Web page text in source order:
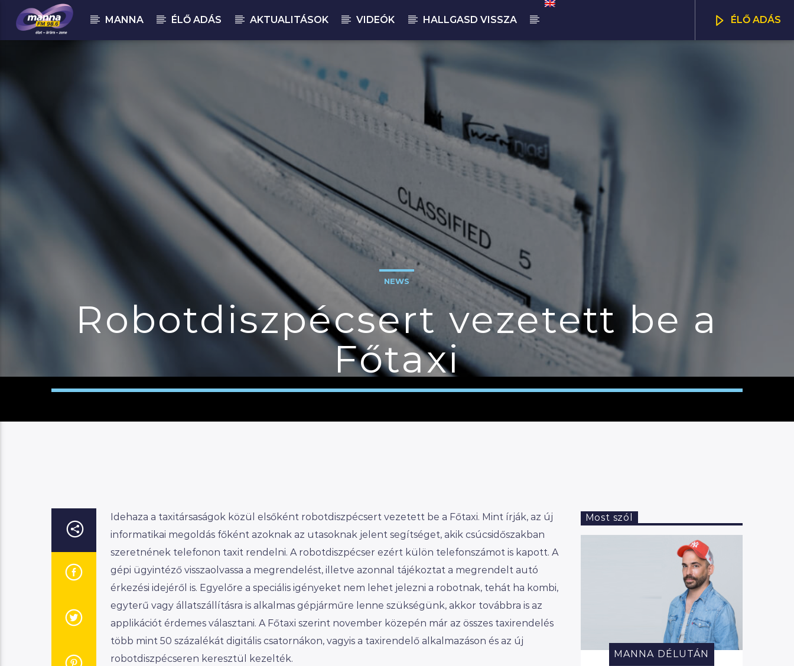
MANNA ÉLŐ ADÁS AKTUALITÁSOK VIDEÓK HALLGASD VISSZA ÉLŐ ADÁS
14:00
NEWS
Robotdiszpécsert vezetett be a
Főtaxi
Idehaza a taxitársaságok közül elsőként robotdiszpécsert vezetett be a Főtaxi. Mint írják, az új
informatikai megoldás főként azoknak az utasoknak jelent segítséget, akik csúcsidőszakban
szeretnének telefonon taxit rendelni. A robotdiszpécser ezért külön telefonszámot is kapott. A
gépi ügyintéző visszaolvassa a megrendelést, illetve azonnal tájékoztat a megrendelt autó
érkezési idejéről is. Egyelőre a speciális igényeket nem lehet jelezni a robotnak, tehát ha kombi,
egyterű vagy állatszállításra is alkalmas gépjárműre lenne szükségünk, akkor továbbra is az
applikációt érdemes választani. A Főtaxi szerint november közepén már az összes taxirendelés
több mint 50 százalékát digitális csatornákon, vagyis a taxirendelő alkalmazáson és az új
robotdiszpécseren keresztül kezelték.
Most szól
MANNA DÉLUTÁN